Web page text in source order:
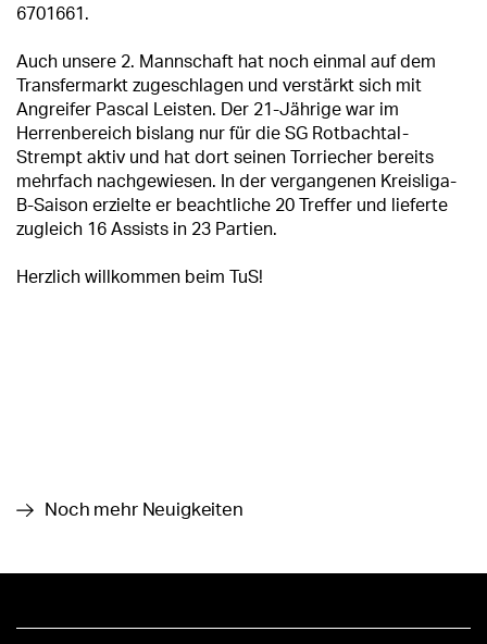
6701661.
Auch unsere 2. Mannschaft hat noch einmal auf dem
Transfermarkt zugeschlagen und verstärkt sich mit
Angreifer Pascal Leisten. Der 21-Jährige war im
Herrenbereich bislang nur für die SG Rotbachtal-
Strempt aktiv und hat dort seinen Torriecher bereits
mehrfach nachgewiesen. In der vergangenen Kreisliga-
B-Saison erzielte er beachtliche 20 Treffer und lieferte
zugleich 16 Assists in 23 Partien.
Herzlich willkommen beim TuS!
Noch mehr Neuigkeiten